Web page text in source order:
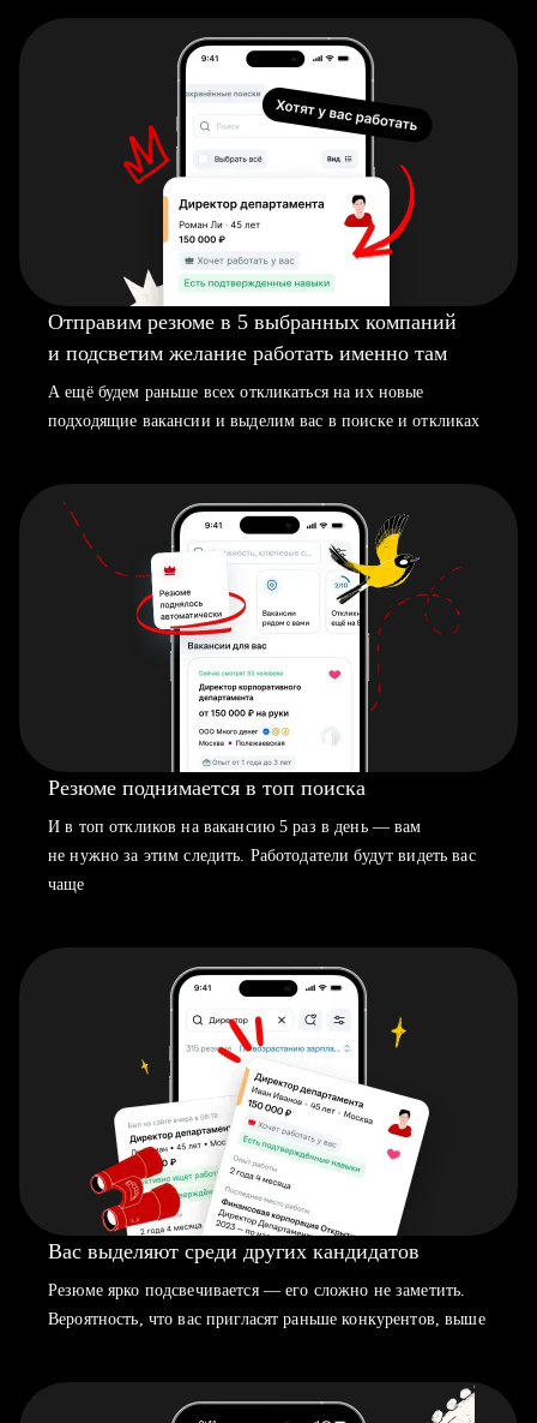
Отправим резюме в 5 выбранных компаний
и подсветим желание работать именно там
А ещё будем раньше всех откликаться на их новые
подходящие вакансии и выделим вас в поиске и откликах
Резюме поднимается в топ поиска
И в топ откликов на вакансию 5 раз в день — вам
не нужно за этим следить. Работодатели будут видеть вас
чаще
Вас выделяют среди других кандидатов
Резюме ярко подсвечивается — его сложно не заметить.
Вероятность, что вас пригласят раньше конкурентов, выше